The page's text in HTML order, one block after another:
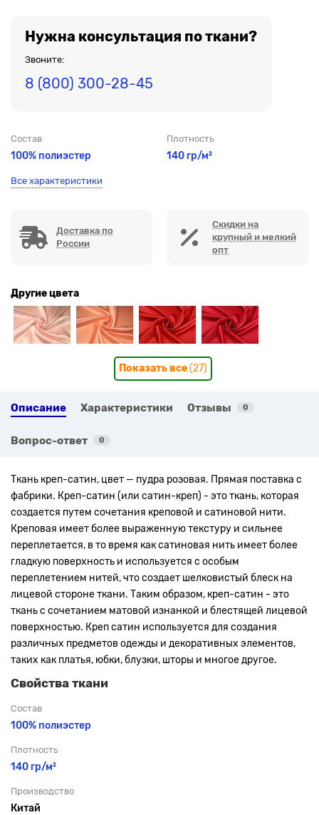
Нужна консультация по ткани?
Звоните:
8 (800) 300-28-45
Состав
100% полиэстер
Плотность
140 гр/м²
Все характеристики
Доставка по
России
Скидки на
крупный и мелкий
опт
Другие цвета
Показать все(27)
Описание Характеристики Отзывы 0
Вопрос-ответ 0
Ткань креп-сатин, цвет — пудра розовая. Прямая поставка с
фабрики. Креп-сатин (или сатин-креп) - это ткань, которая
создается путем сочетания креповой и сатиновой нити.
Креповая имеет более выраженную текстуру и сильнее
переплетается, в то время как сатиновая нить имеет более
гладкую поверхность и используется с особым
переплетением нитей, что создает шелковистый блеск на
лицевой стороне ткани. Таким образом, креп-сатин - это
ткань с сочетанием матовой изнанкой и блестящей лицевой
поверхностью. Креп сатин используется для создания
различных предметов одежды и декоративных элементов,
таких как платья, юбки, блузки, шторы и многое другое.
Свойства ткани
Состав
100% полиэстер
Плотность
140 гр/м²
Производство
Китай